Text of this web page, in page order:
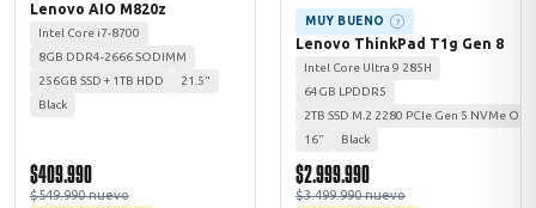
Lenovo AIO M820z
Intel Core i7-8700
8GB DDR4-2666 SODIMM
256GB SSD + 1TB HDD
21.5"
Black
$409.990
$549.990 nuevo
MUY BUENO ?
Lenovo ThinkPad T1g Gen 8
Intel Core Ultra 9 285H
64GB LPDDR5
2TB SSD M.2 2280 PCIe Gen 5 NVMe
16"
Black
$2.999.990
$3.499.990 nuevo